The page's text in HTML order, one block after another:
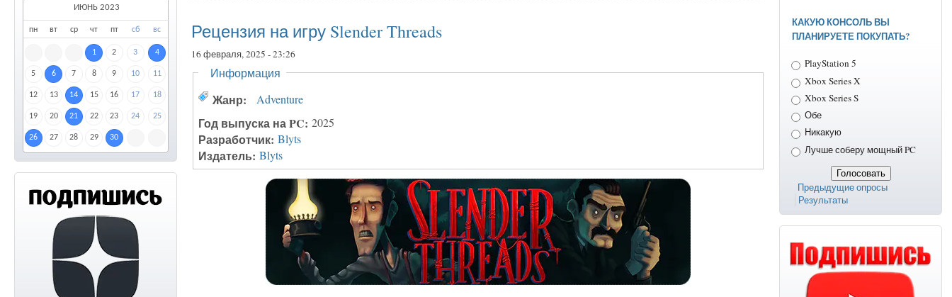
Рецензия на игру Slender Threads
16 февраля, 2025 - 23:26
Скрыть
Информация
Жанр: Adventure
Год выпуска на PC: 2025
Разработчик: Blyts
Издатель: Blyts
пн вт ср чт пт сб вс
1 2 3 4
5 6 7 8 9 10 11
12 13 14 15 16 17 18
19 20 21 22 23 24 25
26 27 28 29 30
ИЮНЬ 2023
КАКУЮ КОНСОЛЬ ВЫ
ПЛАНИРУЕТЕ ПОКУПАТЬ?
Варианты
PlayStation 5
Xbox Series X
Xbox Series S
Обе
Никакую
Лучше соберу мощный PC
Предыдущие опросы
Результаты